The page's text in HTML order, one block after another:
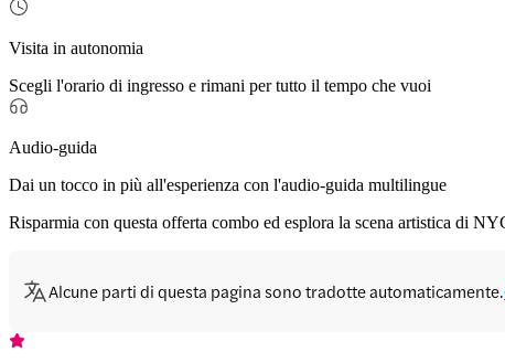
Visita in autonomia
Scegli l'orario di ingresso e rimani per tutto il tempo che vuoi
Audio-guida
Dai un tocco in più all'esperienza con l'audio-guida multilingue
Risparmia con questa offerta combo ed esplora la scena artistica di
Alcune parti di questa pagina sono tradotte automaticamente.